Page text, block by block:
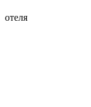
отеля